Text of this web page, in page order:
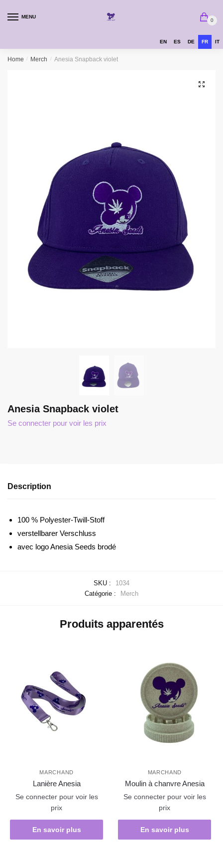
MENU
0
EN ES DE FR IT
Home / Merch / Anesia Snapback violet
Anesia Snapback violet
Se connecter pour voir les prix
Description
100 % Polyester-Twill-Stoff
verstellbarer Verschluss
avec logo Anesia Seeds brodé
SKU :
1034
Catégorie :
Merch
Produits apparentés
MARCHAND
Lanière Anesia
Se connecter pour voir les
prix
En savoir plus
MARCHAND
Moulin à chanvre Anesia
Se connecter pour voir les
prix
En savoir plus